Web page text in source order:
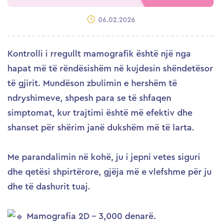
06.02.2026
Kontrolli i rregullt mamografik është një nga
hapat më të rëndësishëm në kujdesin shëndetësor
të gjirit. Mundëson zbulimin e hershëm të
ndryshimeve, shpesh para se të shfaqen
simptomat, kur trajtimi është më efektiv dhe
shanset për shërim janë dukshëm më të larta.
Me parandalimin në kohë, ju i jepni vetes siguri
dhe qetësi shpirtërore, gjëja më e vlefshme për ju
dhe të dashurit tuaj.
Mamografia 2D – 3,000 denarë.